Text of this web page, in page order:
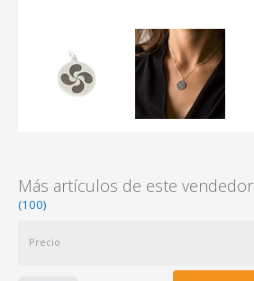
Más artículos de este vendedor
(100)
Precio